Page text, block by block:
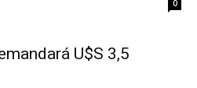
0
U$S 3,5